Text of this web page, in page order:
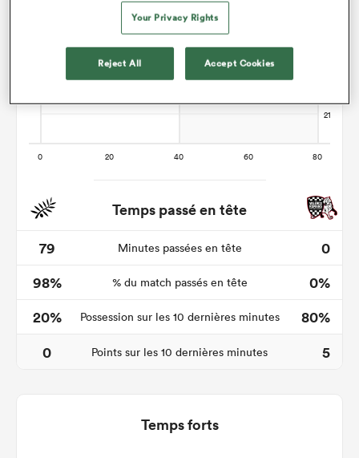
Temps passé en tête
79
Minutes passées en tête
0
98%
% du match passés en tête
0%
20%
Possession sur les 10 dernières minutes
80%
0
Points sur les 10 dernières minutes 5
Temps forts
Your Privacy Rights
Reject All Accept Cookies